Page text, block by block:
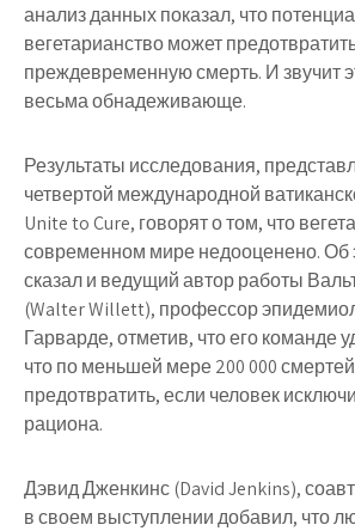
анализ данных показал, что
вегетарианство может
преждевременную смерть. И звучит
весьма обнадеживающе.
Результаты исследования,
четвертой международной
Unite to Cure, говорят о том, что
современном мире недооценено. Об
сказал и ведущий автор работы
(Walter Willett), профессор
Гарварде, отметив, что его команде
что по меньшей мере 200 000
предотвратить, если человек
рациона.
Дэвид Дженкинс (David Jenkins),
в своем выступлении добавил, что